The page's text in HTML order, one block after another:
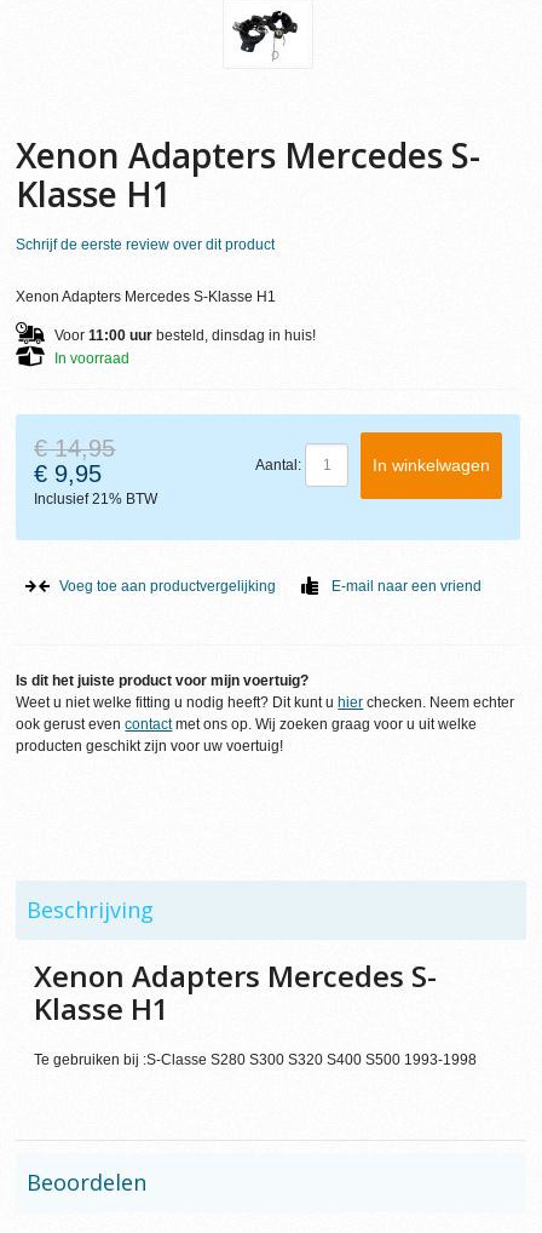
Xenon Adapters Mercedes S-
Klasse H1
Schrijf de eerste review over dit product
Xenon Adapters Mercedes S-Klasse H1
Voor11:00 uur besteld, dinsdag in huis!
In voorraad
€ 14,95
€ 9,95
Inclusief 21% BTW
Aantal: In winkelwagen
Voeg toe aan productvergelijking E-mail naar een vriend
Is dit het juiste product voor mijn voertuig?
Weet u niet welke fitting u nodig heeft? Dit kunt u hier checken. Neem echter
ook gerust evencontactmet ons op. Wij zoeken graag voor u uit welke
producten geschikt zijn voor uw voertuig!
Beschrijving
Xenon Adapters Mercedes S-
Klasse H1
Te gebruiken bij :S-Classe S280 S300 S320 S400 S500 1993-1998
Beoordelen